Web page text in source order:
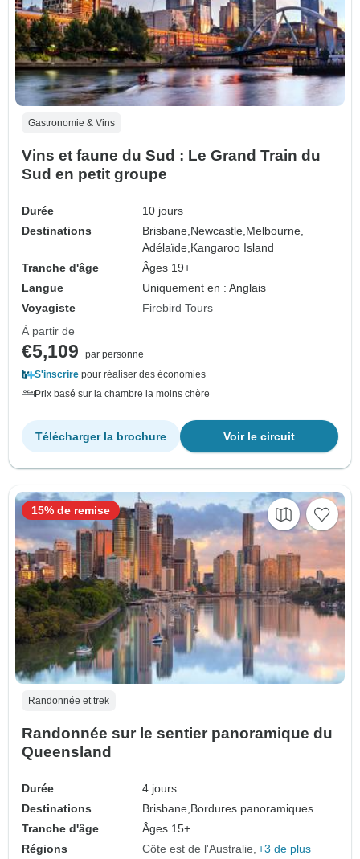
Gastronomie & Vins
Vins et faune du Sud : Le Grand Train du
Sud en petit groupe
Durée
10 jours
Destinations
Brisbane, Newcastle, Melbourne,
Adélaïde, Kangaroo Island
Tranche d'âge
Âges 19+
Langue
Uniquement en : Anglais
Voyagiste
Firebird Tours
À partir de
€5,109
par personne
S'inscrire pour réaliser des économies
Prix basé sur la chambre la moins chère
Voir le circuit
Télécharger la brochure
Randonnée et trek
Randonnée sur le sentier panoramique du
Queensland
Durée
4 jours
Destinations
Brisbane,Bordures panoramiques
Tranche d'âge
Âges 15+
Régions
Côte est de l'Australie +3 de plus
15% de remise